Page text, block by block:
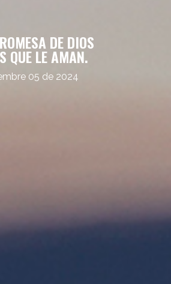
DE DIOS
QUE LE AMAN.
05 de 2024